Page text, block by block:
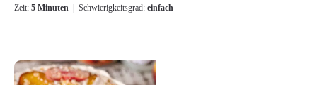
Zeit: 5 Minuten | Schwierigkeitsgrad: einfach